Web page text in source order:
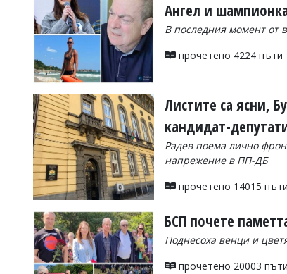
редакцията
отговорност
откриете
обиден
коментар,
сигнализирайте
Ангел и
В последния момент от
прочетено 4224 пъти
Листите са ясни,
кандидат-
Радев поема лично
напрежение в ПП-ДБ
прочетено 14015 пъти
БСП почете
Поднесоха венци и
прочетено 20003 пъти